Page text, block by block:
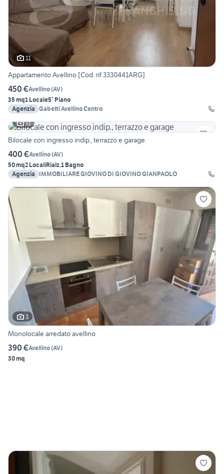
11
Appartamento Avellino [Cod. rif 3330441ARG]
450 €Avellino(AV)
35 mq1 Locale5° Piano
Agenzia Gabetti Avellino Centro
11
Bilocale con ingresso indip., terrazzo e garage
400 €Avellino(AV)
50 mq2 LocaliRialz.1 Bagno
Agenzia
IMMOBILIARE GIOVINO DI GIOVINO GIANPAOLO
3
Monolocale arredato avellino
390 €Avellino(AV)
30 mq